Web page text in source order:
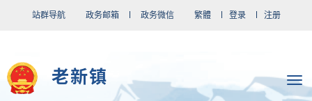
站群导航 政务邮箱 政务微信 繁體 登录 注册
老新镇